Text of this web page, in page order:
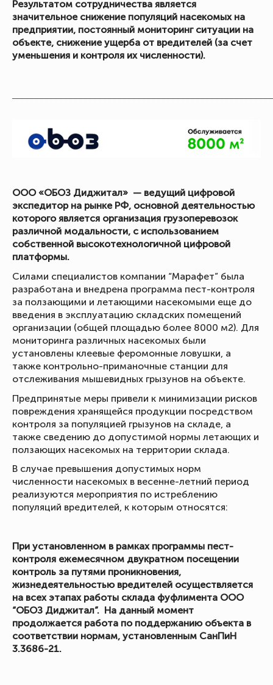
Результатом сотрудничества является
значительное снижение популяций насекомых на
предприятии, постоянный мониторинг ситуации на
объекте, снижение ущерба от вредителей (за счет
уменьшения и контроля их численности).
ООО «ОБОЗ Диджитал» — ведущий цифровой
экспедитор на рынке РФ, основной деятельностью
которого является организация грузоперевозок
различной модальности, с использованием
собственной высокотехнологичной цифровой
платформы.
Силами специалистов компании “Марафет” была
разработана и внедрена программа пест-контроля
за ползающими и летающими насекомыми еще до
введения в эксплуатацию складских помещений
организации (общей площадью более 8000 м2). Для
мониторинга различных насекомых были
установлены клеевые феромонные ловушки, а
также контрольно-приманочные станции для
отслеживания мышевидных грызунов на объекте.
Предпринятые меры привели к минимизации рисков
повреждения хранящейся продукции посредством
контроля за популяцией грызунов на складе, а
также сведению до допустимой нормы летающих и
ползающих насекомых на территории склада.
В случае превышения допустимых норм
численности насекомых в весенне-летний период
реализуются мероприятия по истреблению
популяций вредителей, к которым относятся:
При установленном в рамках программы пест-
контроля ежемесячном двукратном посещении
контроль за путями проникновения,
жизнедеятельностью вредителей осуществляется
на всех этапах работы склада фуфлимента ООО
“ОБОЗ Диджитал”. На данный момент
продолжается работа по поддержанию объекта в
соответствии нормам, установленным СанПиН
3.3686-21.